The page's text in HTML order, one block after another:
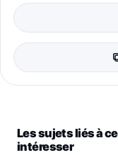
Les sujets liés à
intéresser